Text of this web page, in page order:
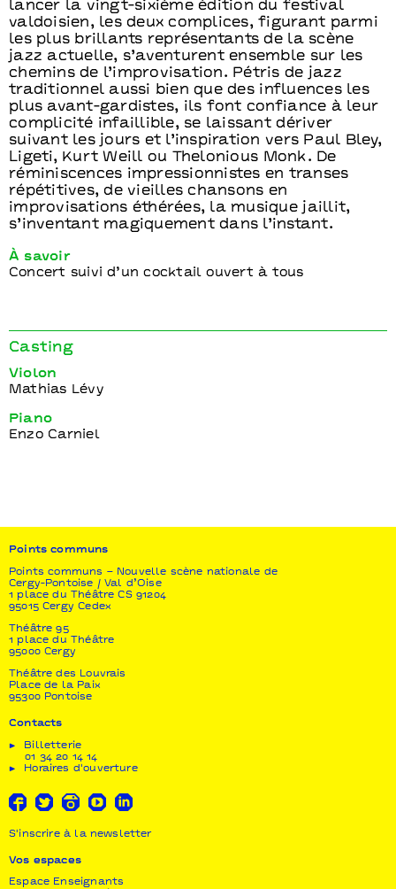
lancer la vingt-sixième édition du festival
valdoisien, les deux complices, figurant parmi
les plus brillants représentants de la scène
jazz actuelle, s’aventurent ensemble sur les
chemins de l’improvisation. Pétris de jazz
traditionnel aussi bien que des influences les
plus avant-gardistes, ils font confiance à leur
complicité infaillible, se laissant dériver
suivant les jours et l’inspiration vers Paul Bley,
Ligeti, Kurt Weill ou Thelonious Monk. De
réminiscences impressionnistes en transes
répétitives, de vieilles chansons en
improvisations éthérées, la musique jaillit,
s’inventant magiquement dans l’instant.
À savoir
Concert suivi d’un cocktail ouvert à tous
Casting
Violon
Mathias Lévy
Piano
Enzo Carniel
Points communs
Points communs – Nouvelle scène nationale de
Cergy-Pontoise / Val d’Oise
1 place du Théâtre CS 91204
95015 Cergy Cedex
Théâtre 95
1 place du Théâtre
95000 Cergy
Théâtre des Louvrais
Place de la Paix
95300 Pontoise
Contacts
Billetterie
01 34 20 14 14
Horaires d'ouverture
S'inscrire à la newsletter
Vos espaces
Espace Enseignants